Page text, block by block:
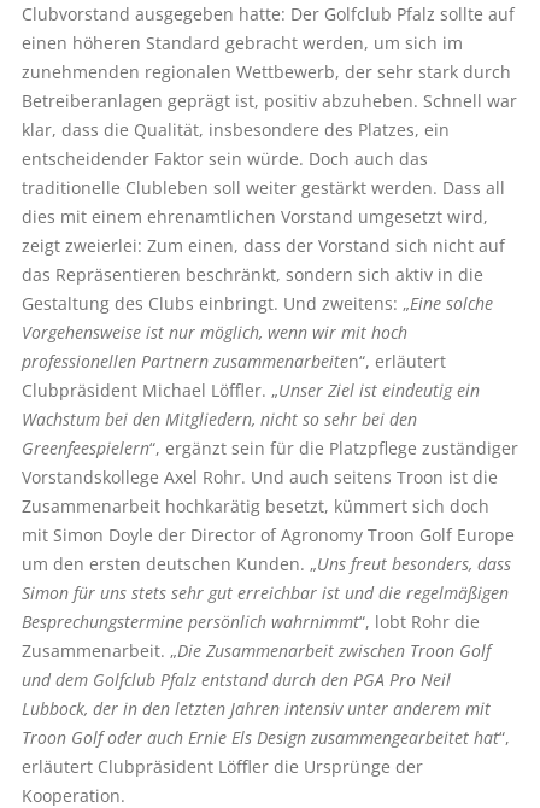
Clubvorstand ausgegeben hatte: Der Golfclub Pfalz sollte auf
einen höheren Standard gebracht werden, um sich im
zunehmenden regionalen Wettbewerb, der sehr stark durch
Betreiberanlagen geprägt ist, positiv abzuheben. Schnell war
klar, dass die Qualität, insbesondere des Platzes, ein
entscheidender Faktor sein würde. Doch auch das
traditionelle Clubleben soll weiter gestärkt werden. Dass all
dies mit einem ehrenamtlichen Vorstand umgesetzt wird,
zeigt zweierlei: Zum einen, dass der Vorstand sich nicht auf
das Repräsentieren beschränkt, sondern sich aktiv in die
Gestaltung des Clubs einbringt. Und zweitens: „Eine solche
Vorgehensweise ist nur möglich, wenn wir mit hoch
professionellen Partnern zusammenarbeiten“, erläutert
Clubpräsident Michael Löffler. „Unser Ziel ist eindeutig ein
Wachstum bei den Mitgliedern, nicht so sehr bei den
Greenfeespielern“, ergänzt sein für die Platzpflege zuständiger
Vorstandskollege Axel Rohr. Und auch seitens Troon ist die
Zusammenarbeit hochkarätig besetzt, kümmert sich doch
mit Simon Doyle der Director of Agronomy Troon Golf Europe
um den ersten deutschen Kunden. „Uns freut besonders, dass
Simon für uns stets sehr gut erreichbar ist und die regelmäßigen
Besprechungstermine persönlich wahrnimmt“, lobt Rohr die
Zusammenarbeit. „Die Zusammenarbeit zwischen Troon Golf
und dem Golfclub Pfalz entstand durch den PGA Pro Neil
Lubbock, der in den letzten Jahren intensiv unter anderem mit
Troon Golf oder auch Ernie Els Design zusammengearbeitet hat“,
erläutert Clubpräsident Löffler die Ursprünge der
Kooperation.